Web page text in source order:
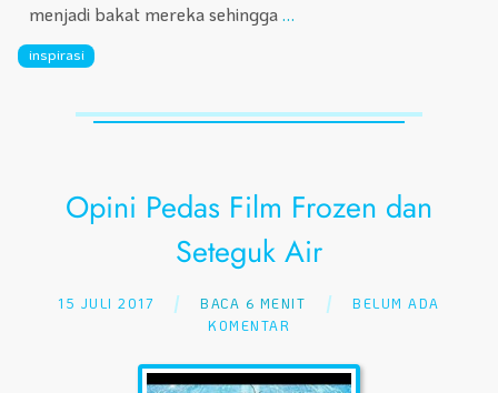
menjadi bakat mereka sehingga…
inspirasi
Opini Pedas Film Frozen dan
Seteguk Air
15 JULI 2017 BACA 6 MENIT
BELUM ADA
KOMENTAR